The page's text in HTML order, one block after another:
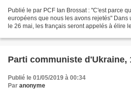
Publié le par PCF Ian Brossat : "C'est parce
européens que nous les avons rejetés" Dans
le 26 mai, les français seront appelés à élire
Parti communiste d'Ukraine,
Publié le 01/05/2019 à 00:34
Par anonyme